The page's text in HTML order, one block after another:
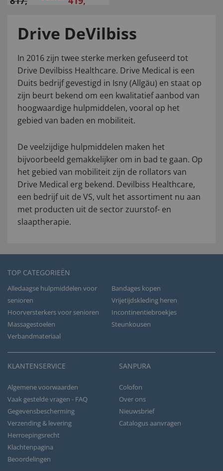
Drive DeVilbiss
In 2016 zijn twee sterke merken gefuseerd tot
Drive Devilbiss Healthcare. Drive Medical is een
Duits bedrijf gevestigd in Isny (Allgäu) en staat op
zijn beurt bekend om een kwalitatief aanbod van
hoogwaardige hulpmiddelen, vooral op het
gebied van baden en mobiliteit.
De veelzijdige hulpmiddelen maken het
bijvoorbeeld gemakkelijker om in bad te gaan. Op
het gebied van mobiliteit zijn de rollators van
Drive Medical erg bekend. Devilbiss Healthcare,
een bedrijf uit de VS, vult het assortiment nu aan
met producten uit de sector zuurstof- en
slaaptherapie.
TOP CATEGORIEËN
Alledaagse hulpmiddelen voor
senioren
Bandages kopen
Vrijetijdskleding heren
Hoorversterkers voor senioren
Incontinentiebroekjes
Massagestoelen
Steunkousen
Verbandmateriaal
KLANTENSERVICE
Algemene voorwaarden
Vaak gestelde vragen - FAQ
Gegevensbescherming
Verzending & levering
Herroepingsrecht
Klachtenpagina
Beoordelingen
SANPURA
Colofon
Over ons
Nieuwsbrief
Catalogus aanvragen